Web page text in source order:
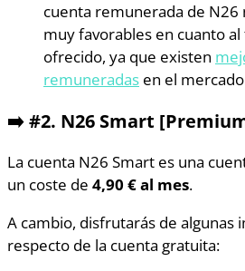
cuenta remunerada de N26
muy favorables en cuanto
ofrecido, ya que existen
remuneradas en el
➡️ #2. N26 Smart
La cuenta N26 Smart es una
un coste de 4,90 € al mes.
A cambio, disfrutarás de algunas
respecto de la cuenta gratuita: